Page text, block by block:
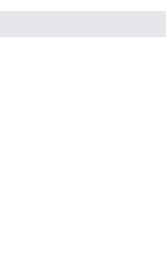
Drukarki do